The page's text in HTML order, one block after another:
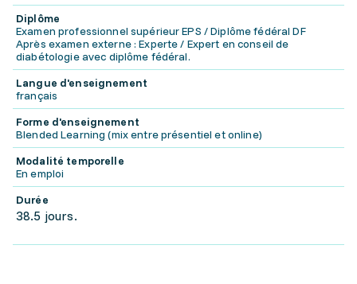
Diplôme
Examen professionnel supérieur EPS / Diplôme fédéral DF
Après examen externe : Experte / Expert en conseil de
diabétologie avec diplôme fédéral.
Langue d'enseignement
français
Forme d'enseignement
Blended Learning (mix entre présentiel et online)
Modalité temporelle
En emploi
Durée
38.5 jours.